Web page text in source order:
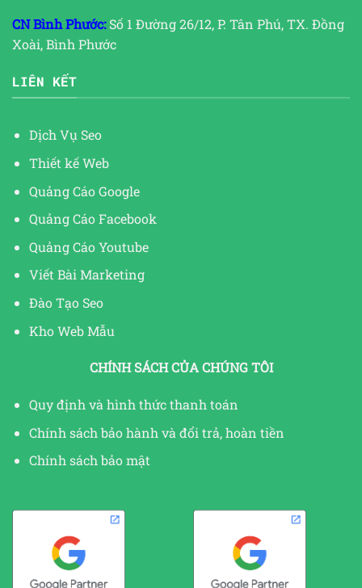
CN Bình Phước:Số 1 Đường 26/12, P. Tân Phú, TX. Đồng
Xoài, Bình Phước
LIÊN KẾT
Dịch Vụ Seo
Thiết kế Web
Quảng Cáo Google
Quảng Cáo Facebook
Quảng Cáo Youtube
Viết Bài Marketing
Đào Tạo Seo
Kho Web Mẫu
CHÍNH SÁCH CỦA CHÚNG TÔI
Quy định và hình thức thanh toán
Chính sách bảo hành và đổi trả, hoàn tiền
Chính sách bảo mật